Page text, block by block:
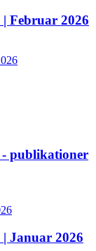
Februar 2026
- publikationer
Januar 2026